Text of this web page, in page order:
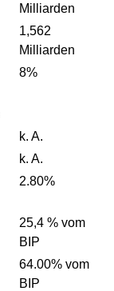
Milliarden
1,562
Milliarden
8%
k. A.
k. A.
2.80%
25,4 % vom
BIP
64.00% vom
BIP